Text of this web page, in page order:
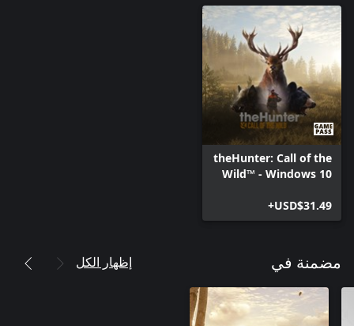
theHunter: Call of the
Wild™ - Windows 10
USD$31.49+
مضمنة في إظهار الكل